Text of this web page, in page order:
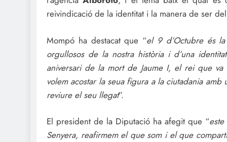
reivindicació de la identitat i la manera de ser
Mompó ha destacat que “el 9 d’Octubre és
orgullosos de la nostra història i d’una
aniversari de la mort de Jaume I, el rei que
volem acostar la seua figura a la ciutadania
reviure el seu llegat”.
El president de la Diputació ha afegit que “
Senyera, reafirmem el que som i el que